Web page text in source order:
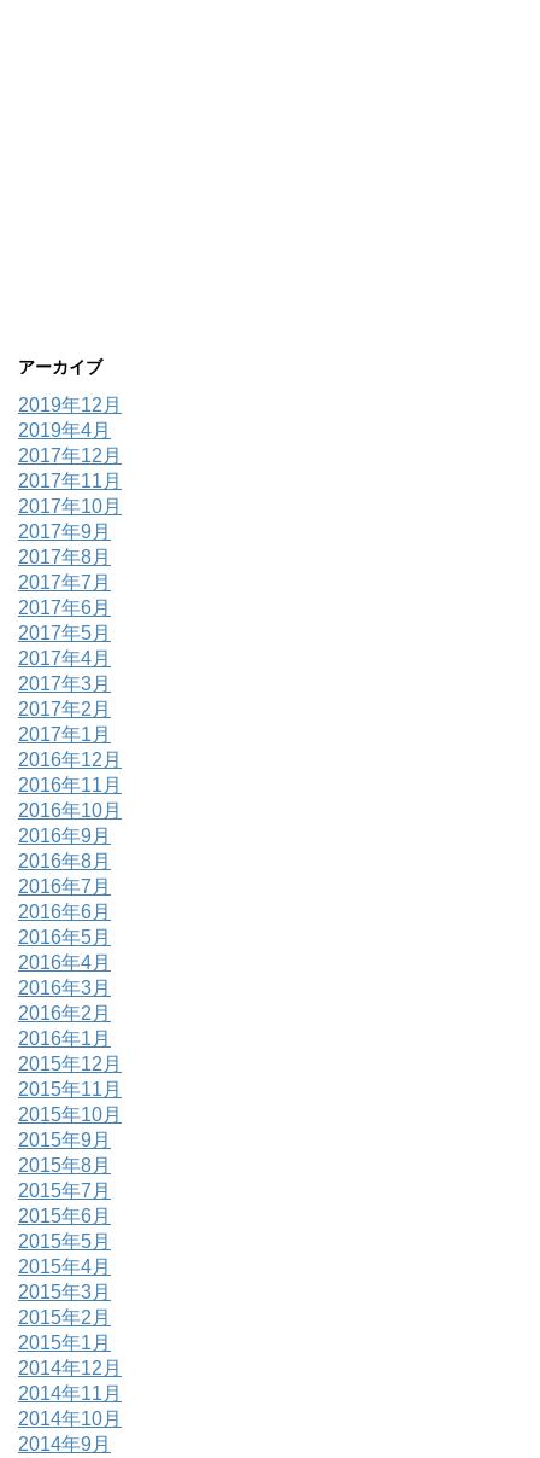
アーカイブ
2019年12月
2019年4月
2017年12月
2017年11月
2017年10月
2017年9月
2017年8月
2017年7月
2017年6月
2017年5月
2017年4月
2017年3月
2017年2月
2017年1月
2016年12月
2016年11月
2016年10月
2016年9月
2016年8月
2016年7月
2016年6月
2016年5月
2016年4月
2016年3月
2016年2月
2016年1月
2015年12月
2015年11月
2015年10月
2015年9月
2015年8月
2015年7月
2015年6月
2015年5月
2015年4月
2015年3月
2015年2月
2015年1月
2014年12月
2014年11月
2014年10月
2014年9月